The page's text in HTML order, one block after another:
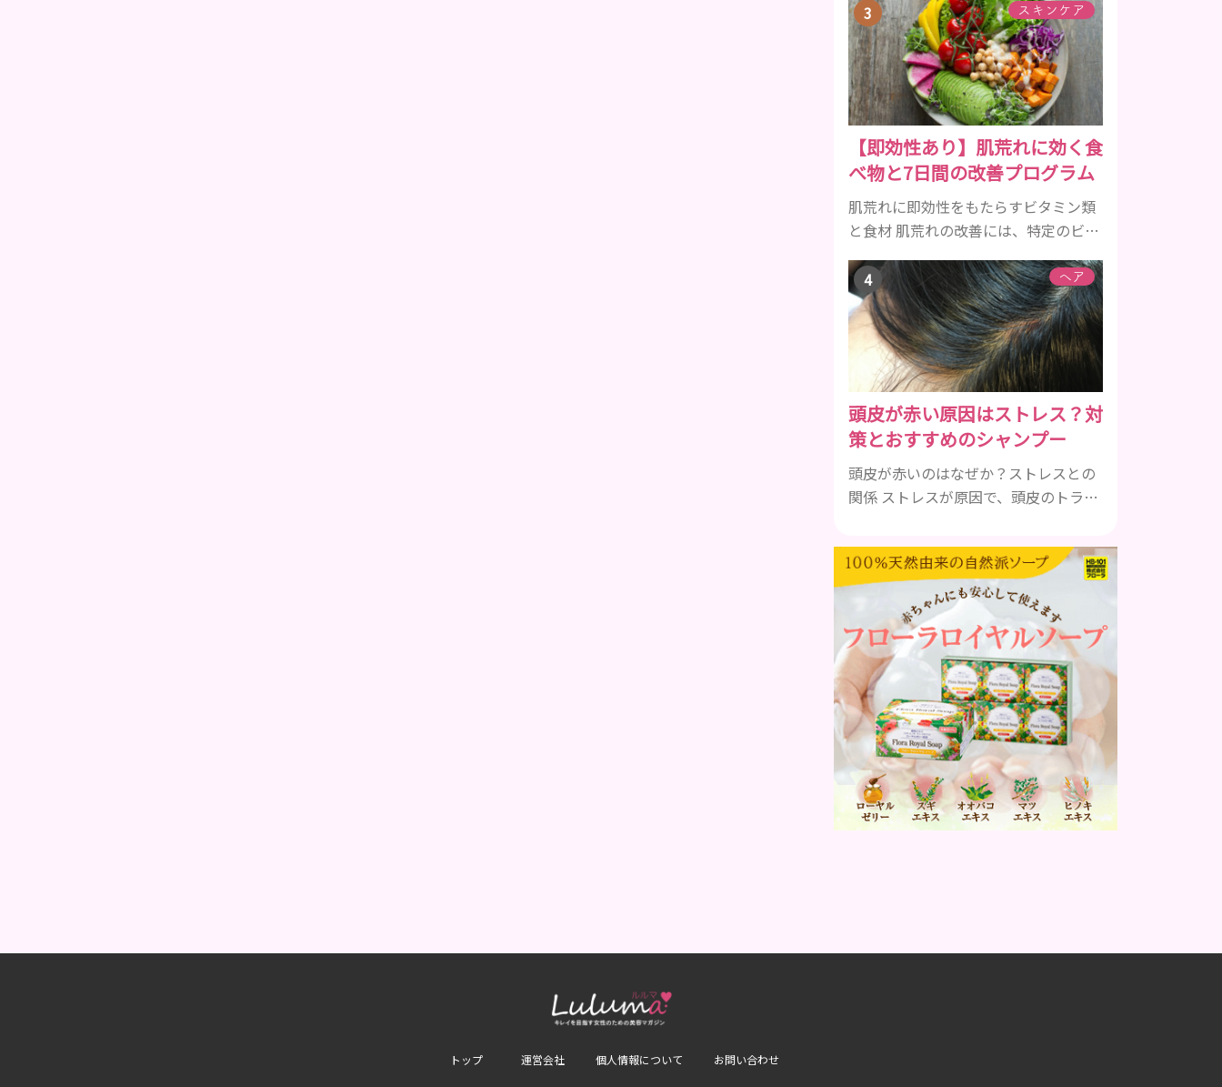
い頃はしっかりとボリュームがあり、
髪にツヤがあった男性も、いつのまに
か髪がチリチリでペタンとするように
なったと感じる人もいるでしょう。特
に大人の男性としての魅力が出てくる
40代以降の男性に悩んでいる人が多い
傾向があります。 髪が生え変わるサイ
クルは、年齢と共に乱れていきます。
髪が太くならないま...
スキンケア
【即効性あり】肌荒れに効く食
べ物と7日間の改善プログラム
肌荒れに即効性をもたらすビタミン類
と食材 肌荒れの改善には、特定のビタ
す。ビタミンA、B群、C、Eは肌の回復
力を高め、荒れた肌を内側から修復す
る栄養素です。 ビタミンA：レバー、
人参、ほうれん草など レバー、人参、
ほうれん草などに含まれるビタミンA
は、肌のターンオーバーを正常化し、
肌荒れを素早く修復します。特にレバ
ーは吸収率の高いレチノールを含み、
即効性が期待でき...
ヘア
頭皮が赤い原因はストレス？対
策とおすすめのシャンプー
頭皮が赤いのはなぜか？ストレスとの
関係 ストレスが原因で、頭皮のトラブ
で悩んでいる人は ぜひ見てください
ね。 ストレス ストレスを多く感じる
と、交感神経が優位に働きます。その
ため、皮脂の分泌量が増えて炎症が起
きやすくなります。さらに、血行不良
になり栄養が行き届きません。ストレ
ス解消は、頭皮の健康に大切です。 ア
トピー性皮膚炎 頭皮が赤い状態は、ア
トピー皮膚炎の可能...
トップ 運営会社 個人情報について お問い合わせ